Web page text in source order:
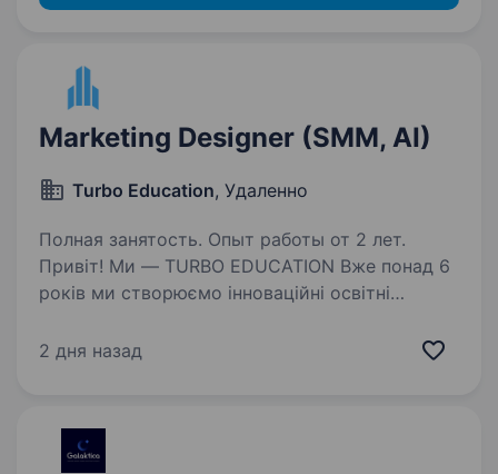
Marketing Designer (SMM, AI)
Turbo Education, Удаленно
Полная занятость. Опыт работы от 2 лет.
Привіт! Ми — TURBO EDUCATION Вже понад 6
років ми створюємо інноваційні освітні
екосистему, що об'єднує технологічну
2 дня назад